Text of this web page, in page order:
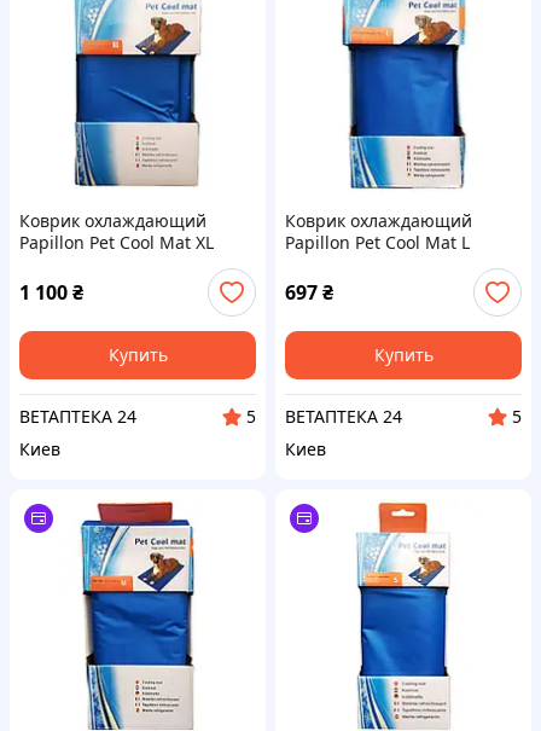
Коврик охлаждающий
Papillon Pet Cool Mat XL
94*79 см для собак и кошек
1 100₴
Купить
ВЕТАПТЕКА 24
5
Киев
Коврик охлаждающий
Papillon Pet Cool Mat L
88*49 см для собак и кошек
697₴
Купить
ВЕТАПТЕКА 24
5
Киев